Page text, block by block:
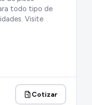
todo tipo de
Visite
Cotizar